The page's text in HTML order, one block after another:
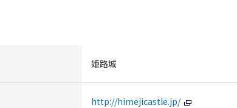
姫路城
http://himejicastle.jp/